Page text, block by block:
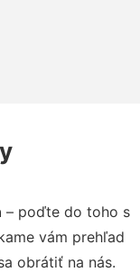
– poďte do toho s
vám prehľad
obrátiť na nás.